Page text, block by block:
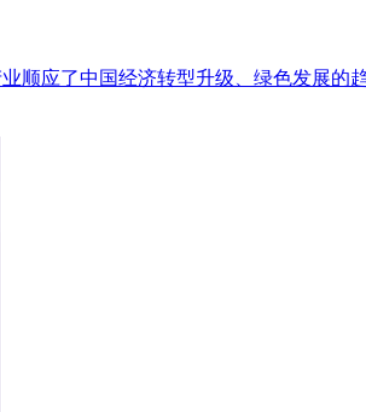
顺应了中国经济转型升级、绿色发展的